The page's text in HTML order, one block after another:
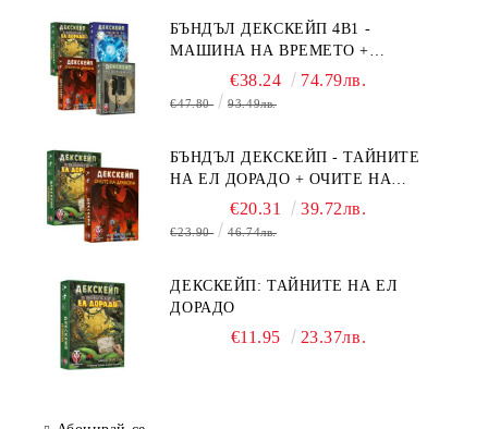
БЪНДЪЛ ДЕКСКЕЙП 4В1 -
МАШИНА НА ВРЕМЕТО +
БЯГСТВО ОТ АЛКАТРАЗ +
ТАЙНИТЕ НА ЕЛ ДОРАДО +
€38.24 74.79лв.
€47.80 93.49лв.
БЪНДЪЛ ДЕКСКЕЙП - ТАЙНИТЕ
НА ЕЛ ДОРАДО + ОЧИТЕ НА
ДРАКОНА€20.31 39.72лв.
€23.90 46.74лв.
ДЕКСКЕЙП: ТАЙНИТЕ НА ЕЛ
ДОРАДО
€11.95 23.37лв.